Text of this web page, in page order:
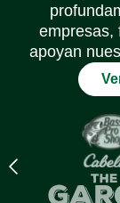
empresas,
apoyan
Previous
logo